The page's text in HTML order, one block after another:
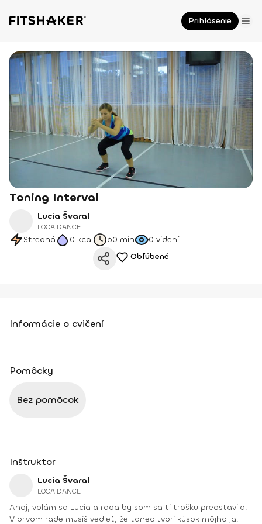
Prihlásenie
Toning Interval
Lucia Švaral
LOCA DANCE
Stredná 0 kcal 60 min 0 videní
Obľúbené
Informácie o cvičení
Pomôcky
Bez pomôcok
Inštruktor
Lucia Švaral
LOCA DANCE
Ahoj, volám sa Lucia a rada by som sa ti trošku predstavila.
V prvom rade musíš vedieť, že tanec tvorí kúsok môjho ja.